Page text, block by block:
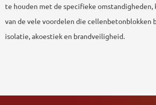
te houden met de specifieke omstandigheden,
van de vele voordelen die cellenbetonblokken
isolatie, akoestiek en brandveiligheid.